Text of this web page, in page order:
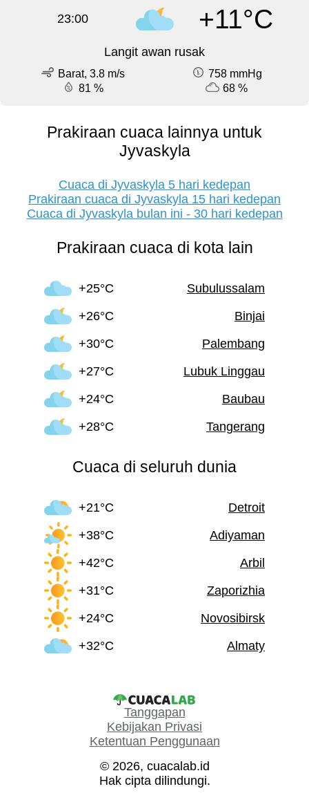
23:00 +11°C
Langit awan rusak
Barat, 3.8 m/s
758 mmHg
81 %
68 %
Prakiraan cuaca lainnya untuk
Jyvaskyla
Cuaca di Jyvaskyla 5 hari kedepan
Prakiraan cuaca di Jyvaskyla 15 hari kedepan
Cuaca di Jyvaskyla bulan ini - 30 hari kedepan
Prakiraan cuaca di kota lain
+25°C
Subulussalam
+26°C
Binjai
+30°C
Palembang
+27°C
Lubuk Linggau
+24°C
Baubau
+28°C
Tangerang
Cuaca di seluruh dunia
+21°C
Detroit
+38°C
Adiyaman
+42°C
Arbil
+31°C
Zaporizhia
+24°C
Novosibirsk
+32°C
Almaty
Tanggapan
Kebijakan Privasi
Ketentuan Penggunaan
© 2026, cuacalab.id
Hak cipta dilindungi.